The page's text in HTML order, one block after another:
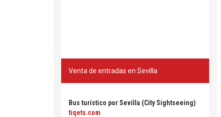
Venta de entradas en Sevilla
Bus turístico por Sevilla (City Sightseeing)
tiqets.com